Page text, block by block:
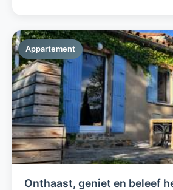
Appartement
Onthaast, geniet en beleef